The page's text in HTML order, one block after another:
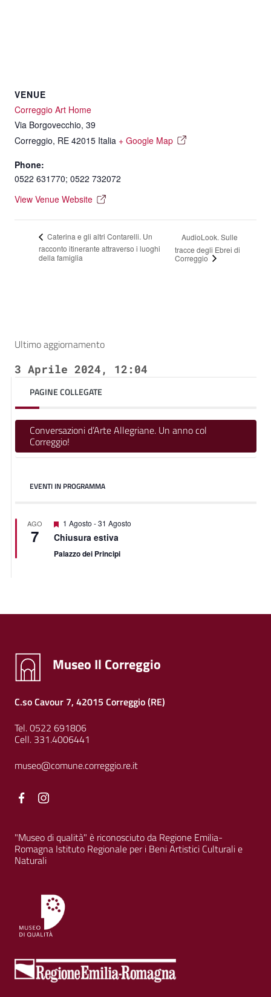
VENUE
Correggio Art Home
Via Borgovecchio, 39
Correggio, RE 42015 Italia + Google Map
Phone:
0522 631770; 0522 732072
View Venue Website
Caterina e gli altri Contarelli. Un
racconto itinerante attraverso i luoghi
della famiglia
AudioLook. Sulle
tracce degli Ebrei di
Correggio
Ultimo aggiornamento
3 Aprile 2024, 12:04
PAGINE COLLEGATE
Conversazioni d’Arte Allegriane. Un anno col
Correggio!
EVENTI IN PROGRAMMA
AGO
7
Featured
1 Agosto -31 Agosto
Chiusura estiva
Palazzo dei Principi
Museo Il Correggio
C.so Cavour 7, 42015 Correggio (RE)
Tel. 0522 691806
Cell. 331.4006441
museo@comune.correggio.re.it
Facebook
"Museo di qualità" è riconosciuto da Regione Emilia-
Romagna Istituto Regionale per i Beni Artistici Culturali e
Naturali